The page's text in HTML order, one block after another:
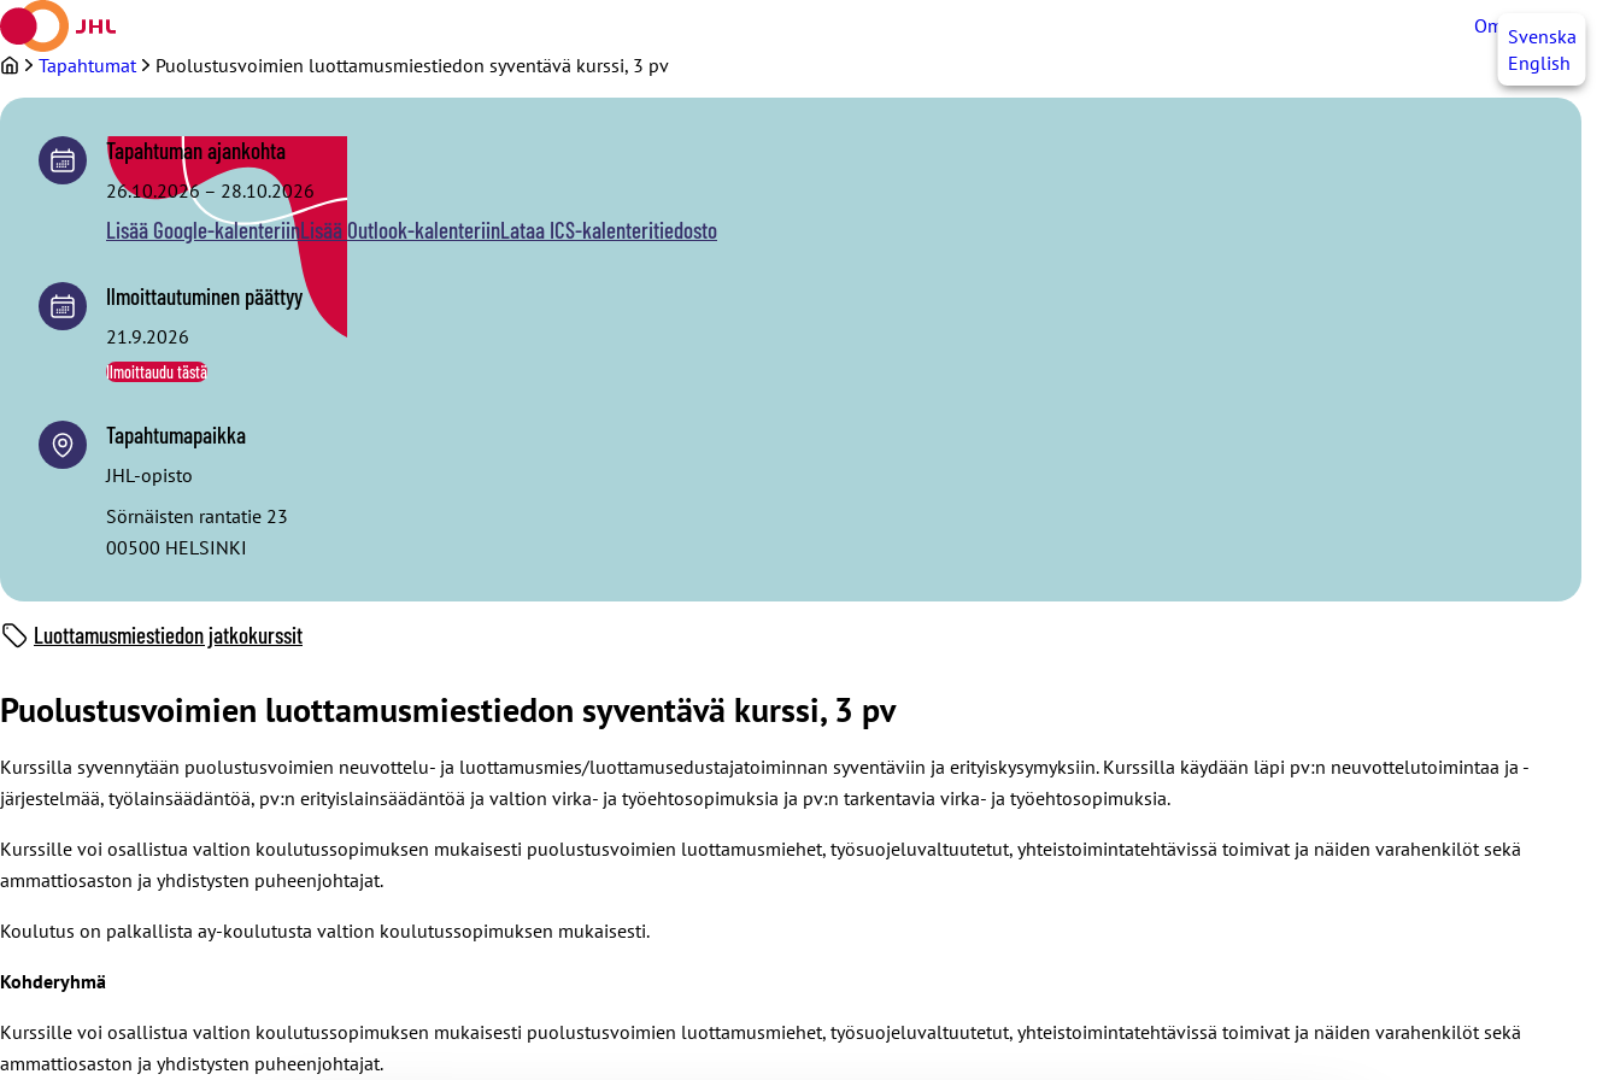
Siirry
sisältöön
OmaJHLSvenska
English
Tapahtumat Puolustusvoimien luottamusmiestiedon syventävä kurssi, 3 pv
Puolustusvoimien luottamusmiestiedon syventävä kurssi, 3 pv
Kurssilla syvennytään puolustusvoimien neuvottelu- ja luottamusmies/luottamusedustajatoiminnan syventäviin ja erityiskysymyksiin. Kurssilla käydään läpi pv:n neuvottelutoimintaa ja -
järjestelmää, työlainsäädäntöä, pv:n erityislainsäädäntöä ja valtion virka- ja työehtosopimuksia ja pv:n tarkentavia virka- ja työehtosopimuksia.
Kurssille voi osallistua valtion koulutussopimuksen mukaisesti puolustusvoimien luottamusmiehet, työsuojeluvaltuutetut, yhteistoimintatehtävissä toimivat ja näiden varahenkilöt sekä
ammattiosaston ja yhdistysten puheenjohtajat.
Koulutus on palkallista ay-koulutusta valtion koulutussopimuksen mukaisesti.
Kohderyhmä
Kurssille voi osallistua valtion koulutussopimuksen mukaisesti puolustusvoimien luottamusmiehet, työsuojeluvaltuutetut, yhteistoimintatehtävissä toimivat ja näiden varahenkilöt sekä
ammattiosaston ja yhdistysten puheenjohtajat.
Tapahtuman ajankohta
26.10.2026– 28.10.2026
Lisää Google-kalenteriinLisää Outlook-kalenteriinLataa ICS-kalenteritiedosto
Ilmoittautuminen päättyy
21.9.2026
Ilmoittaudu tästä
Tapahtumapaikka
JHL-opisto
Sörnäisten rantatie 23
00500 HELSINKI
Luottamusmiestiedon jatkokurssit